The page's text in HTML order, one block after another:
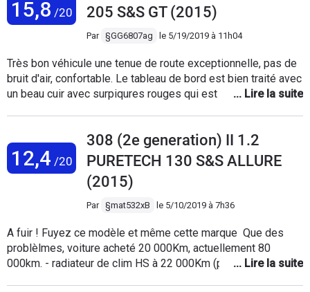
achetant cette 308 d occasion récente (1an et demi et un peu
plus de 20000 km, 1ère main) à un concessionnaire de la
marque. Le confort de conduite ne compense pas une
professionnalisme de l’agent Peugeot qui entretient le
véhicule. De plus il a la gentillesse de me prêter
gracieusement une véhicule à chaque fois que ma 308 est
immobilisée (donc souvent....). Je pense aujourd’hui faire
autre marque. (Mais échaudé par ces problèmes de fiabilité
je ne sais plus vers quelle marque me tourner....)
15,8 /20
205 S&S GT (2015)
Par §GG6807ag le 5/19/2019 à 11h04
Très bon véhicule une tenue de route exceptionnelle, pas de
bruit d'air, confortable. Le tableau de bord est bien traité avec
un beau cuir avec surpiqures rouges qui est du bel effet. Les
sécurité.Il manque toutefois sur ce modèle de fin 2015 la
caméra de recul. Consommation sur 32000 kms 1/3 de
montagne 1/3 de ville 1/3 d autoroute 7,2 litres.
12,4 /20
308 (2e generation) II 1.2
PURETECH 130 S&S ALLURE
(2015)
Par §mat532xB le 5/10/2019 à 7h36
A fuir ! Fuyez ce modèle et même cette marque Que des
problèlmes, voiture acheté 20 000Km, actuellement 80
000km. - radiateur de clim HS à 22 000Km (pris en garantie) -